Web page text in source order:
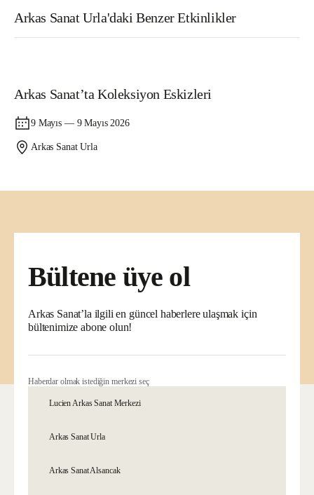
Arkas Sanat Urla'daki Benzer Etkinlikler
Arkas Sanat’ta Koleksiyon Eskizleri
9 Mayıs — 9 Mayıs 2026
Arkas Sanat Urla
Bültene üye ol
Arkas Sanat’la ilgili en güncel haberlere ulaşmak için
bültenimize abone olun!
Haberdar olmak istediğin merkezi seç
Lucien Arkas Sanat Merkezi
Arkas Sanat Urla
Arkas Sanat Alsancak